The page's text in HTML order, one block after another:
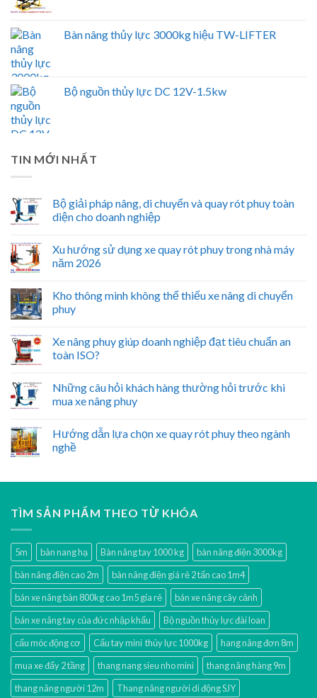
Bàn nâng thủy lực 3000kg hiệu TW-LIFTER
Bộ nguồn thủy lực DC 12V-1.5kw
TIN MỚI NHẤT
Bộ giải pháp nâng, di chuyển và quay rót phuy toàn
diện cho doanh nghiệp
Xu hướng sử dụng xe quay rót phuy trong nhà máy
năm 2026
Kho thông minh không thể thiếu xe nâng di chuyển
phuy
Xe nâng phuy giúp doanh nghiệp đạt tiêu chuẩn an
toàn ISO?
Những câu hỏi khách hàng thường hỏi trước khi
mua xe nâng phuy
Hướng dẫn lựa chọn xe quay rót phuy theo ngành
nghề
TÌM SẢN PHẨM THEO TỪ KHÓA
5m bàn nang hạ Bàn nâng tay 1000 kg
bàn nâng điện 3000kg
bàn nâng điện cao 2m
bàn nâng điện giá rẻ 2 tấn cao 1m4
bán xe nâng bàn 800kg cao 1m5 gía rẻ
bán xe nâng cây cảnh
bán xe nâng tay của đức nhập khẩu
Bộ nguồn thủy lực đài loan
cẩu móc động cơ
Cẩu tay mini thủy lực 1000kg
hang nâng đơn 8m
mua xe đẩy 2 tầng
thang nang sieu nho mini
thang nâng hàng 9m
thang nâng người 12m
Thang nâng người di động SJY